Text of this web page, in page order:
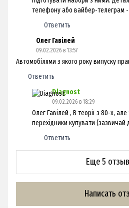
телефону або вайбер-телеграм -
Ответить
Олег Гавілей
09.02.2026 в 13:57
Автомобілями з якого року випуску
Ответить
Diagnost
09.02.2026 в 18:29
Олег Гавілей , В теорії з 80-х,
перехідники купувати
Ответить
Еще 5
Написать